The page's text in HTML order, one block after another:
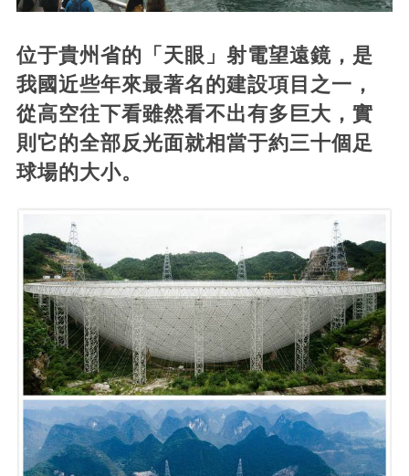
位于貴州省的「天眼」射電望遠鏡，是
我國近些年來最著名的建設項目之一，
從高空往下看雖然看不出有多巨大，實
則它的全部反光面就相當于約三十個足
球場的大小。